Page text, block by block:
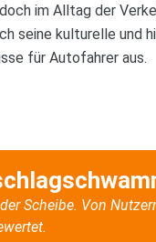
im Alltag der
seine kulturelle und
für Autofahrer aus.
Scheibe. Von